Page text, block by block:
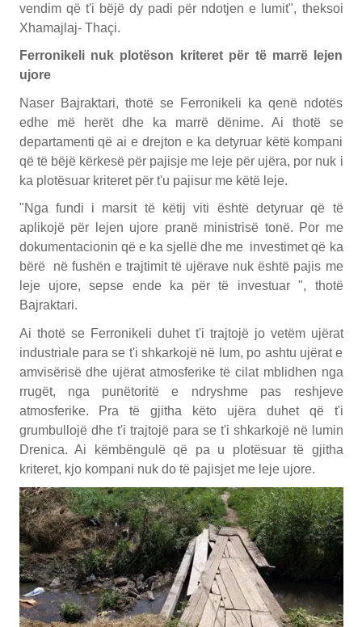
vendim që t'i bëjë dy padi për ndotjen e lumit", theksoi
Xhamajlaj- Thaçi.
Ferronikeli nuk plotëson kriteret për të marrë lejen
ujore
Naser Bajraktari, thotë se Ferronikeli ka qenë ndotës
edhe më herët dhe ka marrë dënime. Ai thotë se
departamenti që ai e drejton e ka detyruar këtë kompani
që të bëjë kërkesë për pajisje me leje për ujëra, por nuk i
ka plotësuar kriteret për t'u pajisur me këtë leje.
"Nga fundi i marsit të këtij viti është detyruar që të
aplikojë për lejen ujore pranë ministrisë tonë. Por me
dokumentacionin që e ka sjellë dhe me investimet që ka
bërë në fushën e trajtimit të ujërave nuk është pajis me
leje ujore, sepse ende ka për të investuar ", thotë
Bajraktari.
Ai thotë se Ferronikeli duhet t'i trajtojë jo vetëm ujërat
industriale para se t'i shkarkojë në lum, po ashtu ujërat e
amvisërisë dhe ujërat atmosferike të cilat mblidhen nga
rrugët, nga punëtoritë e ndryshme pas reshjeve
atmosferike. Pra të gjitha këto ujëra duhet që t'i
grumbullojë dhe t'i trajtojë para se t'i shkarkojë në lumin
Drenica. Ai këmbëngulë që pa u plotësuar të gjitha
kriteret, kjo kompani nuk do të pajisjet me leje ujore.